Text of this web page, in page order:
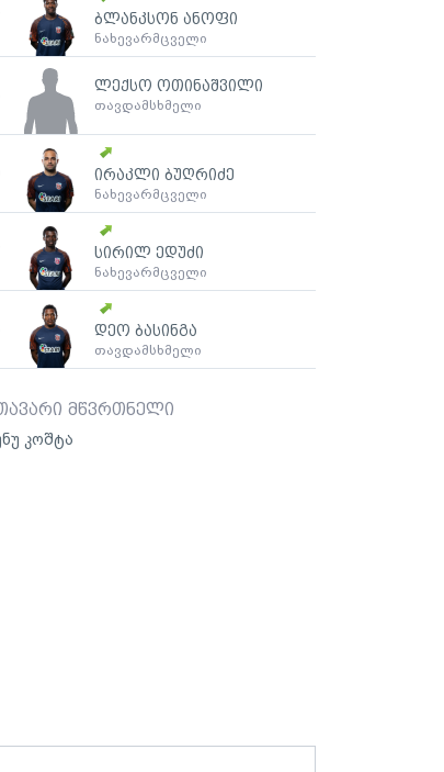
ბლანკსონ ანოფი
ნახევარმცველი
ლექსო ოთინაშვილი
თავდამსხმელი
ირაკლი ბუღრიძე
ნახევარმცველი
სირილ ედუძი
ნახევარმცველი
დეო ბასინგა
თავდამსხმელი
მწვრთნელი
კოშტა